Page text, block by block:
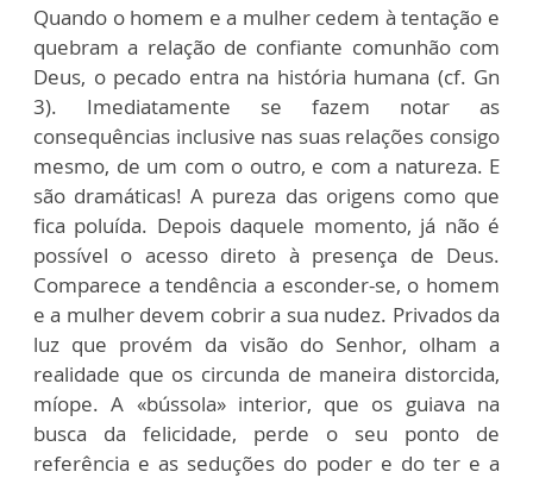
Quando o homem e a mulher cedem à tentação e
quebram a relação de confiante comunhão com
Deus, o pecado entra na história humana (cf. Gn
3). Imediatamente se fazem notar as
consequências inclusive nas suas relações consigo
mesmo, de um com o outro, e com a natureza. E
são dramáticas! A pureza das origens como que
fica poluída. Depois daquele momento, já não é
possível o acesso direto à presença de Deus.
Comparece a tendência a esconder-se, o homem
e a mulher devem cobrir a sua nudez. Privados da
luz que provém da visão do Senhor, olham a
realidade que os circunda de maneira distorcida,
míope. A «bússola» interior, que os guiava na
busca da felicidade, perde o seu ponto de
referência e as seduções do poder e do ter e a